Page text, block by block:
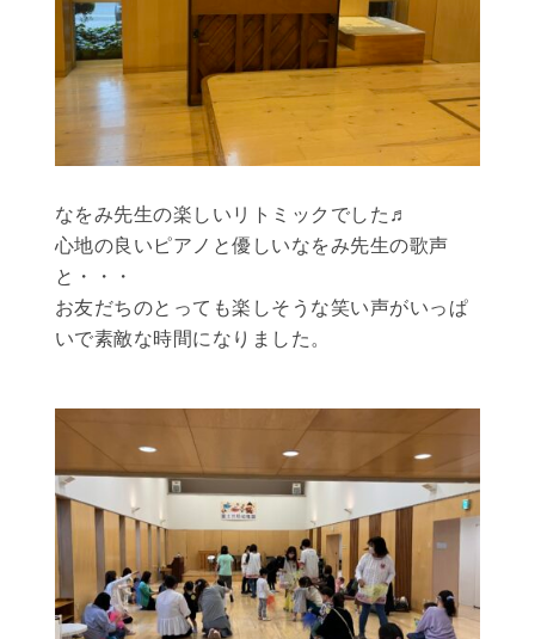
なをみ先生の楽しいリトミックでした♬
心地の良いピアノと優しいなをみ先生の歌声
と・・・
お友だちのとっても楽しそうな笑い声がいっぱ
いで素敵な時間になりました。